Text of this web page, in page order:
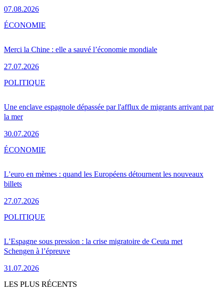
07.08.2026
Merci la Chine : elle a sauvé l’économie mondiale
27.07.2026
ÉCONOMIE
Une enclave espagnole dépassée par l'afflux de migrants arrivant par
la mer
30.07.2026
POLITIQUE
L’euro en mèmes : quand les Européens détournent les nouveaux
billets
27.07.2026
ÉCONOMIE
L’Espagne sous pression : la crise migratoire de Ceuta met
Schengen à l’épreuve
31.07.2026
POLITIQUE
LES PLUS RÉCENTS